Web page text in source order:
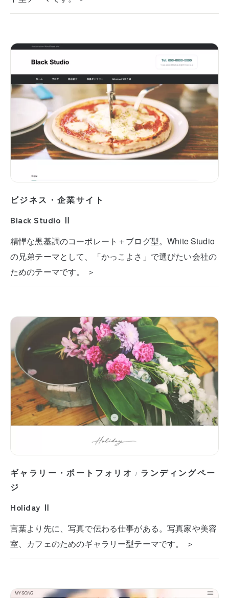
ビジネス・企業サイト
Black Studio Ⅱ
精悍な黒基調のコーポレート＋ブログ型。White Studio
の兄弟テーマとして、「かっこよさ」で選びたい会社の
ためのテーマです。 ＞
ギャラリー・ポートフォリオ / ランディングペー
ジ
Holiday Ⅱ
言葉より先に、写真で伝わる仕事がある。写真家や美容
室、カフェのためのギャラリー型テーマです。 ＞